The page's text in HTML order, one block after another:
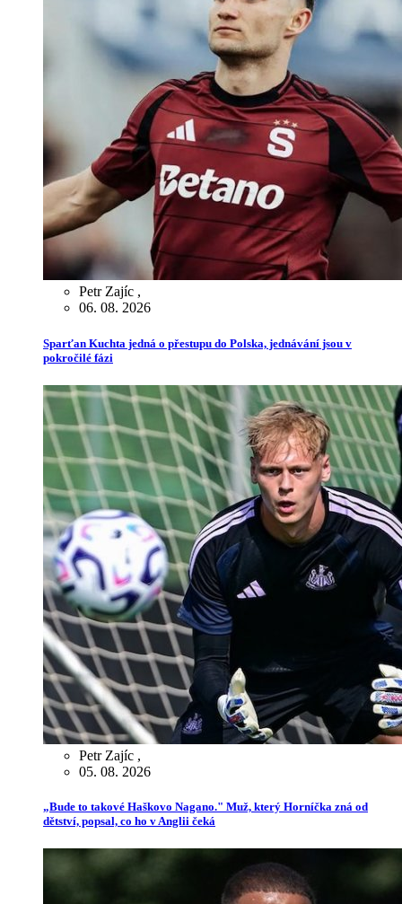
Petr Zajíc ,
06. 08. 2026
Sparťan Kuchta jedná o přestupu do Polska, jednávání jsou v
pokročilé fázi
Petr Zajíc ,
05. 08. 2026
„Bude to takové Haškovo Nagano." Muž, který Horníčka zná od
dětství, popsal, co ho v Anglii čeká